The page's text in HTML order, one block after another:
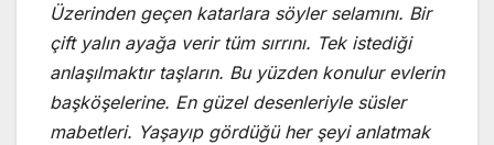
Üzerinden geçen katarlara söyler selamını. Bir
çift yalın ayağa verir tüm sırrını. Tek istediği
anlaşılmaktır taşların. Bu yüzden konulur evlerin
başköşelerine. En güzel desenleriyle süsler
mabetleri. Yaşayıp gördüğü her şeyi anlatmak